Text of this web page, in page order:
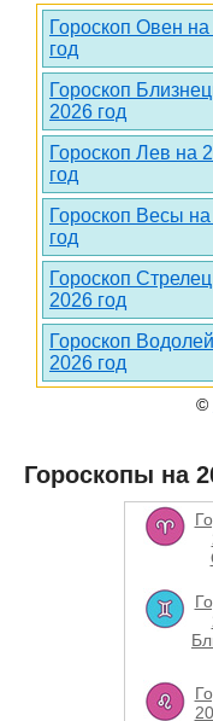
Гороскоп Овен
год
Гороскоп
2026 год
Гороскоп Лев на
год
Гороскоп Весы
год
Гороскоп
2026 год
Гороскоп
2026 год
©
Гороскопы на